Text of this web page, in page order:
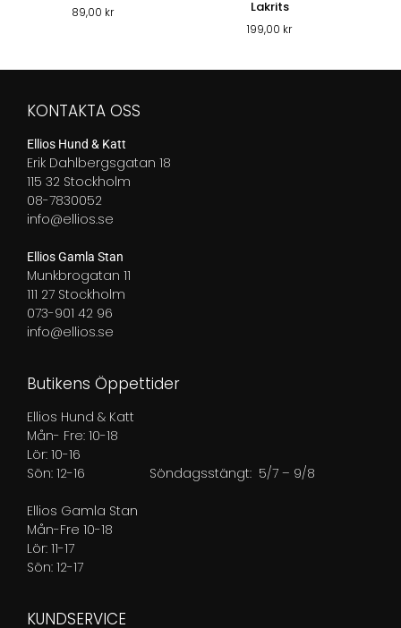
89,00 kr
Lakrits
199,00 kr
KONTAKTA OSS
Ellios Hund & Katt
Erik Dahlbergsgatan 18
115 32 Stockholm
08-7830052
info@ellios.se
Ellios Gamla Stan
Munkbrogatan 11
111 27 Stockholm
073-901 42 96
info@ellios.se
Butikens Öppettider
Ellios Hund & Katt
Mån- Fre: 10-18
Lör: 10-16
Sön: 12-16 Söndagsstängt: 5/7 – 9/8
Ellios Gamla Stan
Mån-Fre 10-18
Lör: 11-17
Sön: 12-17
KUNDSERVICE